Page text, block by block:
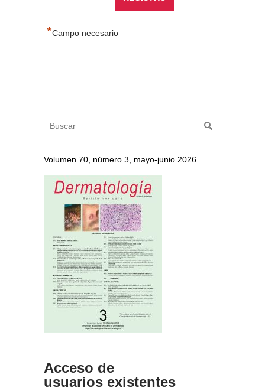
*Campo necesario
Volumen 70, número 3, mayo-junio 2026
Acceso de
usuarios existentes